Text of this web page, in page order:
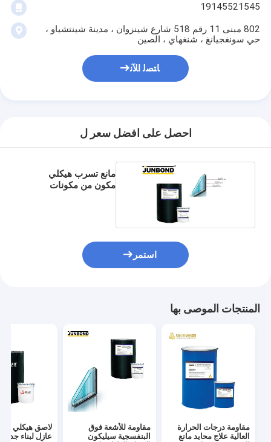
19145521545
802 مبنى 11 رقم 518 شارع شينزوان ، مدينة شينتشياو ،
حي سونغجيانغ ، شنغهاي ، الصين
ﺎﺘﺼﻟ ﺍﻶﻧ
احصل على افضل سعر ل
مانع تسرب هيكلي
مكون من مكونات
استمر
المنتجات الموصى بها
مقاومة درجات الحرارة
العالية علاج محايد مانع
مقاومة للأشعة فوق
البنفسجية سيليكون
لاصق هيكلي
عازل لبناء جدار